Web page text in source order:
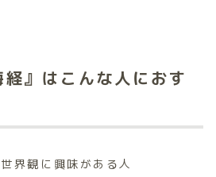
』はこんな人におす
界観に興味がある人